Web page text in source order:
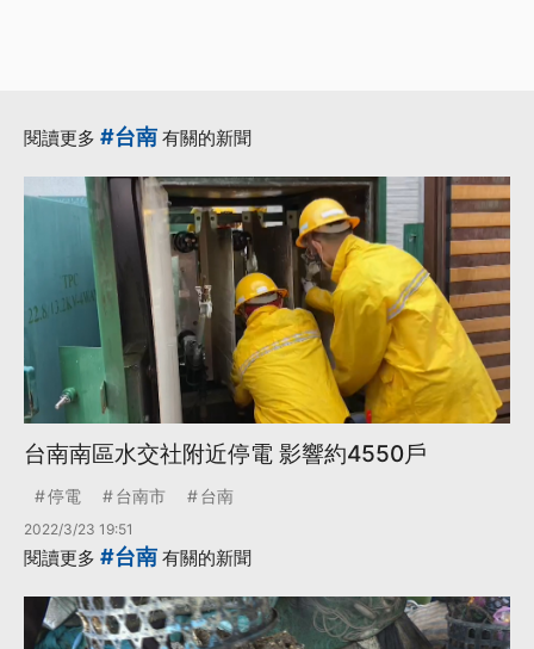
閱讀更多 #台南 有關的新聞
台南南區水交社附近停電 影響約4550戶
停電 台南市 台南
2022/3/23 19:51
閱讀更多 #台南 有關的新聞